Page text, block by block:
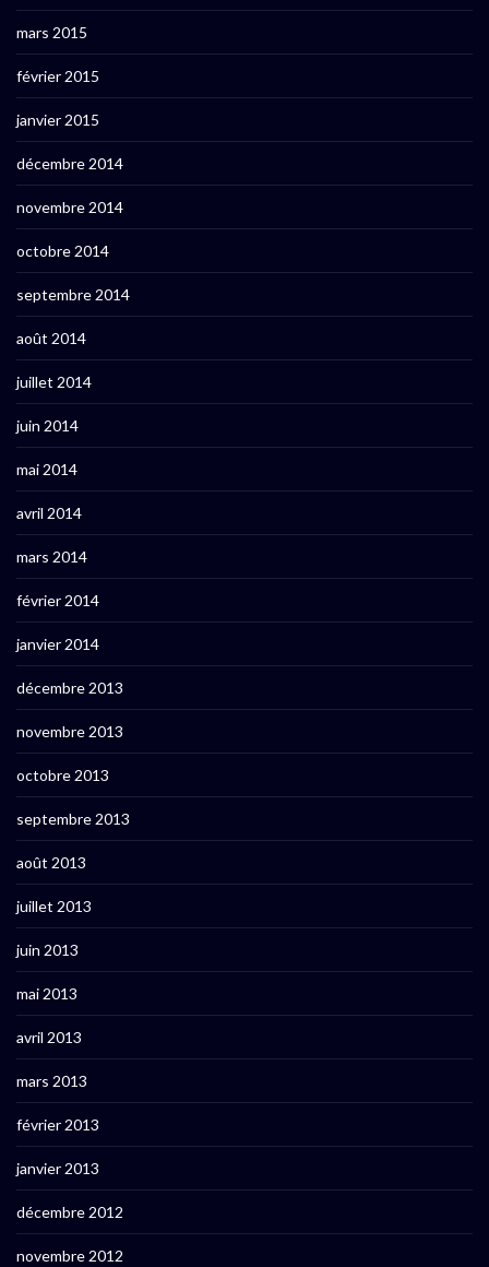
mars 2015
février 2015
janvier 2015
décembre 2014
novembre 2014
octobre 2014
septembre 2014
août 2014
juillet 2014
juin 2014
mai 2014
avril 2014
mars 2014
février 2014
janvier 2014
décembre 2013
novembre 2013
octobre 2013
septembre 2013
août 2013
juillet 2013
juin 2013
mai 2013
avril 2013
mars 2013
février 2013
janvier 2013
décembre 2012
novembre 2012